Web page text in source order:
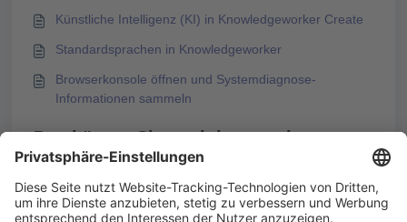
Künstliche Intelligenz (KI) in Knowledgeworker Create
Standardsprachen in Knowledgeworker
Browserkonsole öffnen und Systemdiagnose-
Informationen sammeln
Das könnte Sie auch interessieren
Individuelles Feedback zum Kursabschluss mit der
Gesamtauswertung
Hinweis zu Medien-Lizenztyp während des Kursexports